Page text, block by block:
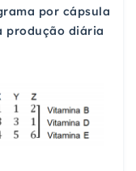
por cápsula
produção diária